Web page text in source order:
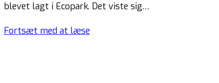
blevet lagt i Ecopark. Det viste sig…
Fortsæt med at læse